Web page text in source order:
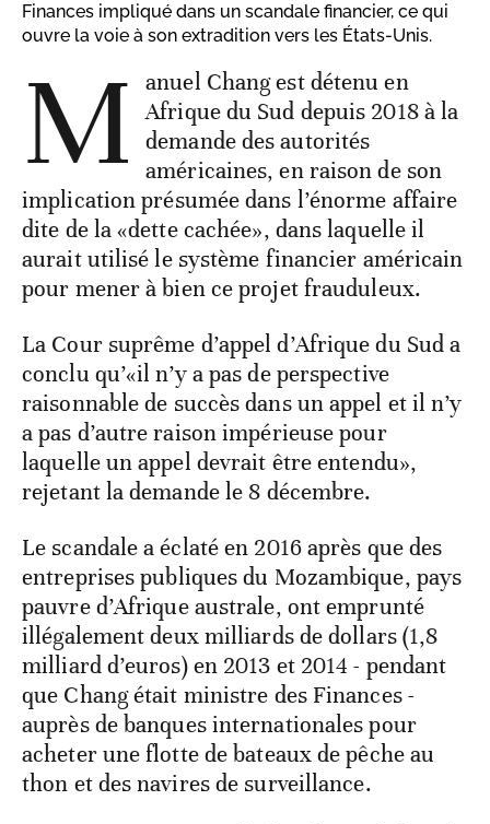
Finances impliqué dans un scandale financier, ce qui
ouvre la voie à son extradition vers les États-Unis.
M
anuel Chang est détenu en
Afrique du Sud depuis 2018 à la
demande des autorités
américaines, en raison de son
implication présumée dans l’énorme affaire
dite de la «dette cachée», dans laquelle il
aurait utilisé le système financier américain
pour mener à bien ce projet frauduleux.
La Cour suprême d’appel d’Afrique du Sud a
conclu qu’«il n’y a pas de perspective
raisonnable de succès dans un appel et il n’y
a pas d’autre raison impérieuse pour
laquelle un appel devrait être entendu»,
rejetant la demande le 8 décembre.
Le scandale a éclaté en 2016 après que des
entreprises publiques du Mozambique, pays
pauvre d’Afrique australe, ont emprunté
illégalement deux milliards de dollars (1,8
milliard d’euros) en 2013 et 2014 - pendant
que Chang était ministre des Finances -
auprès de banques internationales pour
acheter une flotte de bateaux de pêche au
thon et des navires de surveillance.